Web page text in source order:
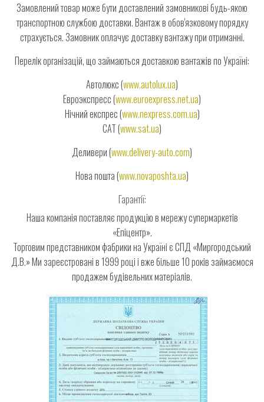
Замовлений товар може бути доставлений замовникові будь-якою
транспортною службою доставки. Вантаж в обов'язковому порядку
страхується. Замовник оплачує доставку вантажу при отриманні.
Перелік організацій, що займаються доставкою вантажів по Україні:
Автолюкс (www.autolux.ua)
Евроэкспресс (www.euroexpress.net.ua)
Нічний експрес (www.nexpress.com.ua)
САТ (www.sat.ua)
Деливери (www.delivery-auto.com)
Нова пошта (www.novaposhta.ua)
Гарантії:
Наша компанія поставляє продукцію в мережу супермаркетів
«Епіцентр».
Торговим представником фабрики на Україні є СПД «Миргородський
Д.В.» Ми зареєстровані в 1999 році і вже більше 10 років займаємося
продажем будівельних матеріалів.